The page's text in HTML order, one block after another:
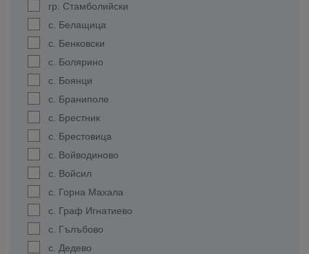
гр. Стамболийски
с. Белащица
с. Бенковски
с. Болярино
с. Боянци
с. Браниполе
с. Брестник
с. Брестовица
с. Войводиново
с. Войсил
с. Горна Махала
с. Граф Игнатиево
с. Гълъбово
с. Дедево